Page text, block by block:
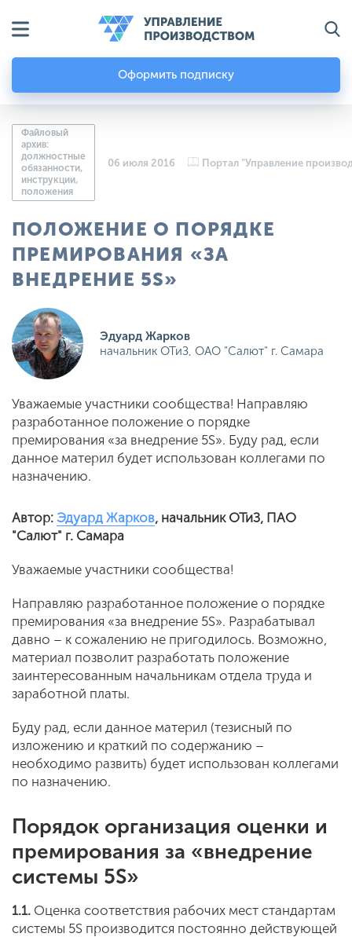
Оформить подписку
Файловый
архив:
должностные
обязанности,
инструкции,
положения
06 июля 2016 Портал "Управление
ПОЛОЖЕНИЕ О ПОРЯДКЕ
ПРЕМИРОВАНИЯ «ЗА
ВНЕДРЕНИЕ 5S»
Эдуард Жарков
начальник ОТиЗ, ОАО "Салют" г. Самара
Уважаемые участники сообщества! Направляю
разработанное положение о порядке
премирования «за внедрение 5S». Буду рад, если
данное материл будет использован коллегами по
назначению.
Автор: Эдуард Жарков, начальник ОТиЗ, ПАО
"Салют" г. Самара
Уважаемые участники сообщества!
Направляю разработанное положение о порядке
премирования «за внедрение 5S». Разрабатывал
давно – к сожалению не пригодилось. Возможно,
материал позволит разработать положение
заинтересованным начальникам отдела труда и
заработной платы.
Буду рад, если данное материл (тезисный по
изложению и краткий по содержанию –
необходимо развить) будет использован коллегами
по назначению.
Порядок организация оценки и
премирования за «внедрение
системы 5S»
1.1. Оценка соответствия рабочих мест стандартам
системы 5S производится постоянно действующей